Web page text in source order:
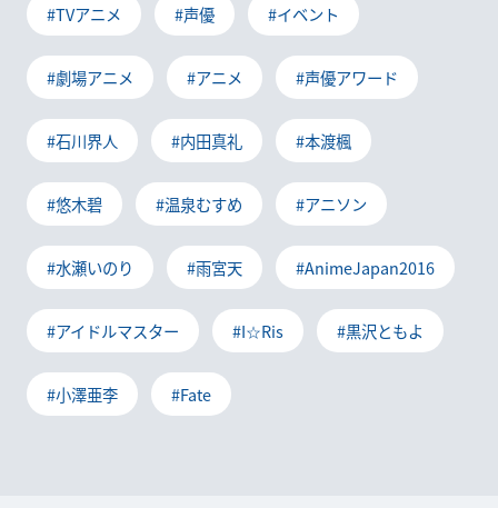
#TVアニメ #声優 #イベント
#劇場アニメ #アニメ #声優アワード
#石川界人 #内田真礼 #本渡楓
#悠木碧 #温泉むすめ #アニソン
#水瀬いのり #雨宮天 #AnimeJapan2016
#アイドルマスター #I☆Ris #黒沢ともよ
#小澤亜李 #Fate